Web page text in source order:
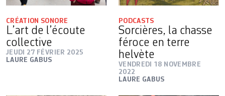
CRÉATION SONORE
L’art de l’écoute
collective
JEUDI 27 FÉVRIER 2025
LAURE GABUS
PODCASTS
Sorcières, la chasse
féroce en terre
helvète
VENDREDI 18 NOVEMBRE
2022
LAURE GABUS